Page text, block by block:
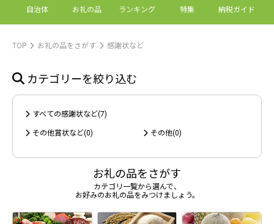
自治体 お礼の品 ランキング 特集 納税ガイド
TOP
お礼の品をさがす 感謝状など
カテゴリーを絞り込む
すべての感謝状など(7)
その他賞状など(0) その他(0)
お礼の品をさがす
カテゴリ一覧から選んで、
お好みのお礼の品をみつけましょう。